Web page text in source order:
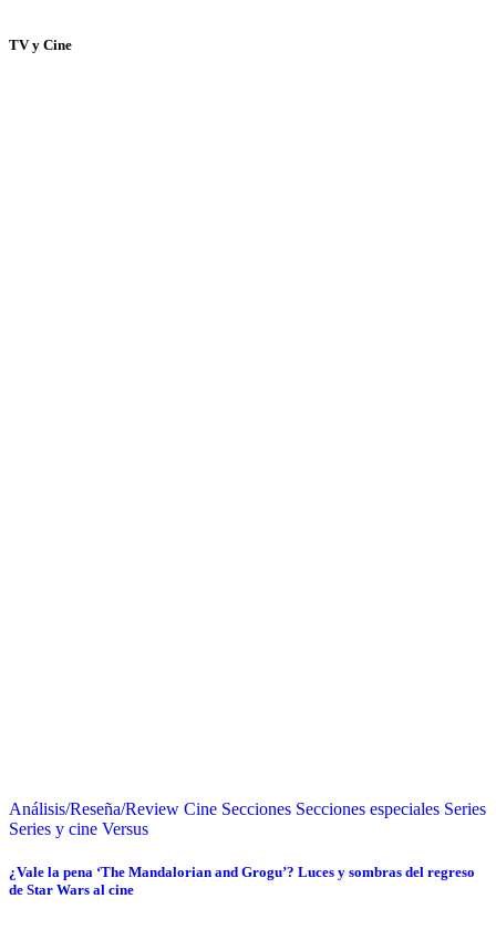
TV y Cine
Análisis/Reseña/Review Cine Secciones Secciones especiales Series
Series y cine Versus
¿Vale la pena ‘The Mandalorian and Grogu’? Luces y sombras del regreso
de Star Wars al cine